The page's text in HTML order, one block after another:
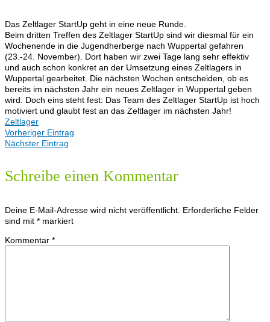
Das Zeltlager StartUp geht in eine neue Runde.
Beim dritten Treffen des Zeltlager StartUp sind wir diesmal für ein
Wochenende in die Jugendherberge nach Wuppertal gefahren
(23.-24. November). Dort haben wir zwei Tage lang sehr effektiv
und auch schon konkret an der Umsetzung eines Zeltlagers in
Wuppertal gearbeitet. Die nächsten Wochen entscheiden, ob es
bereits im nächsten Jahr ein neues Zeltlager in Wuppertal geben
wird. Doch eins steht fest: Das Team des Zeltlager StartUp ist hoch
motiviert und glaubt fest an das Zeltlager im nächsten Jahr!
Zeltlager
Vorheriger Eintrag
Nächster Eintrag
Schreibe einen Kommentar
Deine E-Mail-Adresse wird nicht veröffentlicht. Erforderliche Felder
sind mit * markiert
Kommentar *